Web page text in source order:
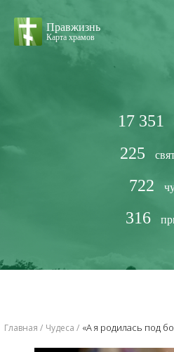
Правжизнь
Карта храмов
17 351
225
722
316
Главная Чудеса «А я родилась под